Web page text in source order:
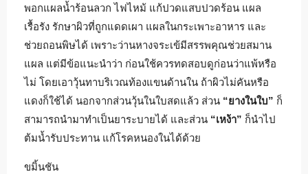
พอกแผลน้ำร้อนลวก ไฟไหม้ แก้ปวดแสบปวดร้อน แผล
เรื้อรัง รักษาผิวที่ถูกแดดเผา แผลในกระเพาะอาหาร และ
ช่วยถอนพิษได้ เพราะว่านหางจระเข้มีสรรพคุณช่วยสมาน
แผล แต่มีข้อแนะนำว่า ก่อนใช้ควรทดสอบดูก่อนว่าแพ้หรือ
ไม่ โดยเอาวุ้นทาบริเวณท้องแขนด้านใน ถ้าผิวไม่คันหรือ
แดงก็ใช้ได้ นอกจากส่วนวุ้นในใบสดแล้ว ส่วน “ยางในใบ” ก็
สามารถนำมาทำเป็นยาระบายได้ และส่วน “เหง้า” ก็นำไป
ต้มน้ำรับประทาน แก้โรคหนองในได้ด้วย
ขมิ้นชัน